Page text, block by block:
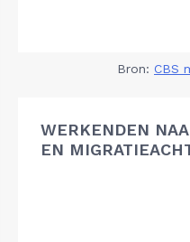
Bron: CBS
WERKENDEN
EN